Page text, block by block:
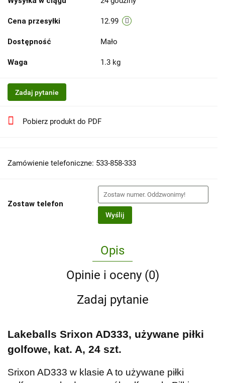
Cena przesyłki 12.99
Dostępność Mało
Waga 1.3 kg
Zadaj pytanie
Pobierz produkt do PDF
Zamówienie telefoniczne: 533-858-333
Zostaw telefon
Wyślij
Opis
Opinie i oceny (0)
Zadaj pytanie
Lakeballs Srixon AD333, używane piłki
golfowe, kat. A, 24 szt.
Srixon AD333 w klasie A to używane piłki